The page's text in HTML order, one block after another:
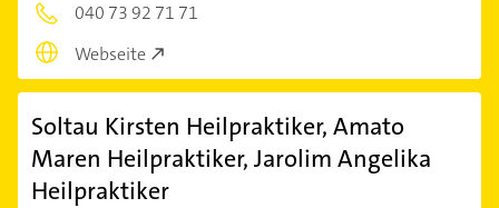
040 73 92 71 71
Webseite
Soltau Kirsten Heilpraktiker, Amato
Maren Heilpraktiker, Jarolim Angelika
Heilpraktiker